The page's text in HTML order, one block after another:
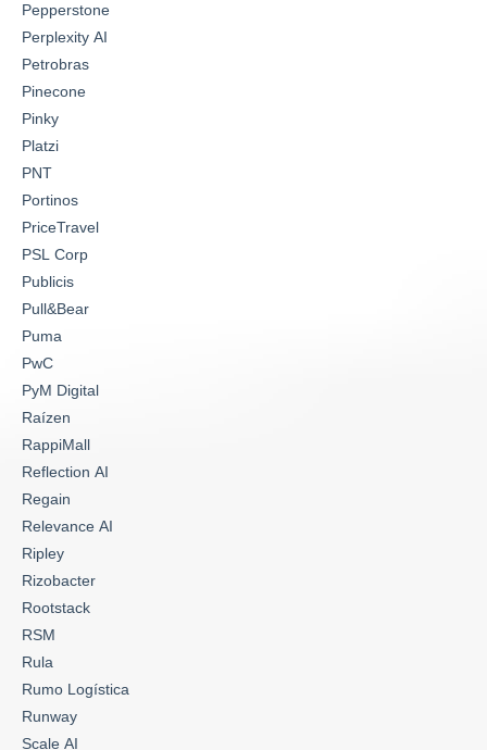
Pepperstone
Perplexity AI
Petrobras
Pinecone
Pinky
Platzi
PNT
Portinos
PriceTravel
PSL Corp
Publicis
Pull&Bear
Puma
PwC
PyM Digital
Raízen
RappiMall
Reflection AI
Regain
Relevance AI
Ripley
Rizobacter
Rootstack
RSM
Rula
Rumo Logística
Runway
Scale AI